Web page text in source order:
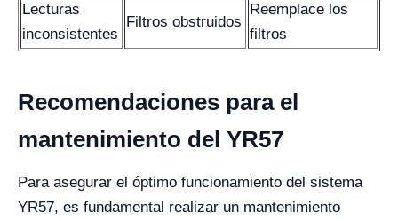
Lecturas
inconsistentes
Filtros obstruidos
Reemplace los
filtros
Recomendaciones para el
mantenimiento del YR57
Para asegurar el óptimo funcionamiento del sistema
YR57, es fundamental realizar un mantenimiento